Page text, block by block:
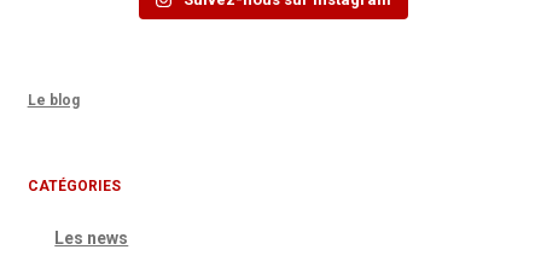
Le blog
CATÉGORIES
Les news